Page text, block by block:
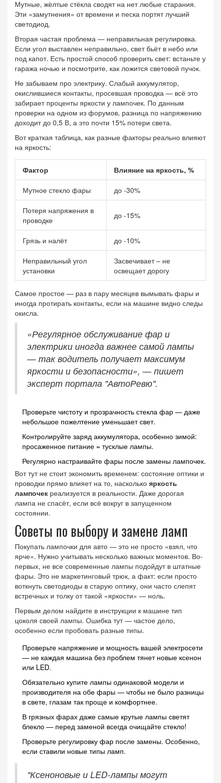
Мутные, жёлтые стёкла сводят на нет любые старания.
Эти «замутнения» от времени и песка портят лучший
светодиод.
Вторая частая проблема — неправильная регулировка.
Если угол выставлен неправильно, свет бьёт в небо или
под капот. Есть простой способ проверить свет: встаньте у
гаража ночью и посмотрите, как ложится световой пучок.
Не забываем про электрику. Слабый аккумулятор,
окислившиеся контакты, просевшая проводка — всё это
забирает проценты яркости у лампочек. По данным
проверки на одном из форумов, разница по напряжению
доходит до 0,5 В, а это почти 15% потери света.
Вот краткая таблица, как разные факторы реально влияют
на яркость:
Фактор Влияние на яркость, %
Мутное стекло фары до -30%
Потеря напряжения в
проводке
до -15%
Грязь и налёт до -10%
Неправильный угол
установки
Засвечивает – не
освещает дорогу
Самое простое — раз в пару месяцев вымывать фары и
иногда протирать контакты, если на машине видно следы
окисла.
«Регулярное обслуживание фар и
электрики иногда важнее самой лампы
— так водитель получает максимум
яркости и безопасности», — пишет
эксперт портала "АвтоРевю".
Проверьте чистоту и прозрачность стекла фар — даже
небольшое пожелтение уменьшает свет.
Контролируйте заряд аккумулятора, особенно зимой:
просаженное питание = тусклые лампы.
Регулярно настраивайте фары после замены лампочек.
Вот тут не стоит экономить временем: состояние оптики и
проводки прямо влияет на то, насколько яркость
лампочек реализуется в реальности. Даже дорогая
лампа не спасёт, если всё вокруг в запущенном
состоянии.
Советы по выбору и замене ламп
Покупать лампочки для авто — это не просто «взял, что
ярче». Нужно учитывать несколько важных моментов. Во-
первых, не все современные лампы подойдут в штатные
фары. Это не маркетинговый трюк, а факт: если просто
воткнуть светодиоды в старую оптику, они часто слепят
встречных и толку от такой «яркости» — ноль.
Первым делом найдите в инструкции к машине тип
цоколя своей лампы. Ошибка тут — частое дело,
особенно если пробовать разные типы.
Проверьте напряжение и мощность вашей электросети
— не каждая машина без проблем тянет новые ксенон
или LED.
Обязательно купите лампы одинаковой модели и
производителя на обе фары — чтобы не было разницы
в свете, глазам так проще и комфортнее.
В грязных фарах даже самые крутые лампы светят
блекло — перед заменой всегда очищайте стекло!
Проверьте регулировку фар после замены. Особенно,
если ставили новые типы ламп.
"Ксеноновые и LED-лампы могут